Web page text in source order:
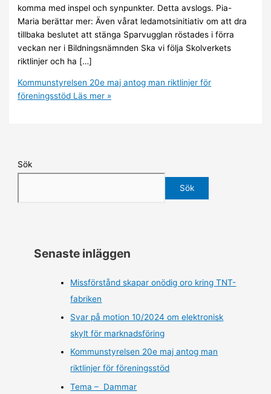
komma med inspel och synpunkter. Detta avslogs. Pia-
Maria berättar mer: Även vårat ledamotsinitiativ om att dra
tillbaka beslutet att stänga Sparvugglan röstades i förra
veckan ner i Bildningsnämnden Ska vi följa Skolverkets
riktlinjer och ha […]
Kommunstyrelsen 20e maj antog man riktlinjer för
föreningsstöd Läs mer »
Sök
Sök
Senaste inläggen
Missförstånd skapar onödig oro kring TNT-
fabriken
Svar på motion 10/2024 om elektronisk
skylt för marknadsföring
Kommunstyrelsen 20e maj antog man
riktlinjer för föreningsstöd
Tema – Dammar